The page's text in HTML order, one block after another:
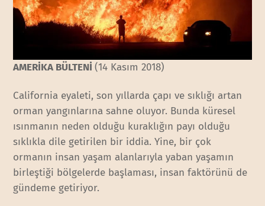
AMERİKA BÜLTENİ(14 Kasım 2018)
California eyaleti, son yıllarda çapı ve sıklığı artan
orman yangınlarına sahne oluyor. Bunda küresel
ısınmanın neden olduğu kuraklığın payı olduğu
sıklıkla dile getirilen bir iddia. Yine, bir çok
ormanın insan yaşam alanlarıyla yaban yaşamın
birleştiği bölgelerde başlaması, insan faktörünü de
gündeme getiriyor.